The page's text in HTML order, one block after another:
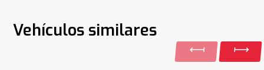
Vehículos similares